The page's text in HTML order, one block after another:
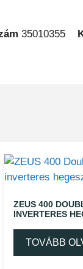
35010355
ZEUS 400
INVERTERES
TOVÁBB